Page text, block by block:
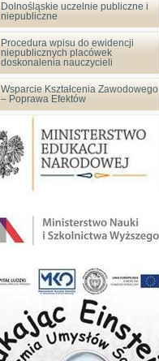
Dolnośląskie uczelnie publiczne i
niepubliczne
Procedura wpisu do ewidencji
niepublicznych placówek
doskonalenia nauczycieli
Wsparcie Kształcenia Zawodowego
– Poprawa Efektów